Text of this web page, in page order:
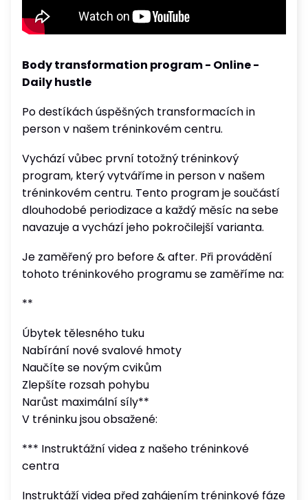
Body transformation program - Online -
Daily hustle
Po destíkách úspěšných transformacích in
person v našem tréninkovém centru.
Vychází vůbec první totožný tréninkový
program, který vytváříme in person v našem
tréninkovém centru. Tento program je součástí
dlouhodobé periodizace a každý měsíc na sebe
navazuje a vychází jeho pokročilejší varianta.
Je zaměřený pro before & after. Při provádění
tohoto tréninkového programu se zaměříme na:
**
Úbytek tělesného tuku
Nabírání nové svalové hmoty
Naučíte se novým cvikům
Zlepšíte rozsah pohybu
Narůst maximální síly**
V tréninku jsou obsažené:
*** Instruktážní videa z našeho tréninkové
centra
Instruktáží videa před zahájením tréninkové fáze